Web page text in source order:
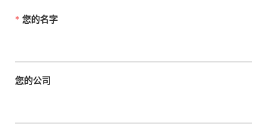
您的名字
您的公司